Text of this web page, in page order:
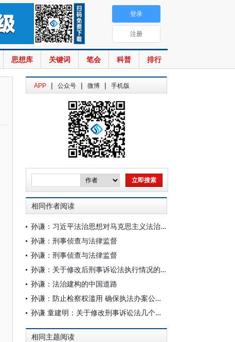
思想库 关键词 笔会 科普 排行
登录
注册
APP | 公众号 | 微博 | 手机版
相同作者阅读
孙谦：习近平法治思想对马克思主义法治原理的传承与发展
孙谦：刑事侦查与法律监督
孙谦：刑事侦查与法律监督
孙谦：关于修改后刑事诉讼法执行情况的若干思考
孙谦：法治建构的中国道路
孙谦：防止检察权滥用 确保执法办案公正廉洁
孙谦 童建明：关于修改刑事诉讼法几个问题的思考
相同主题阅读